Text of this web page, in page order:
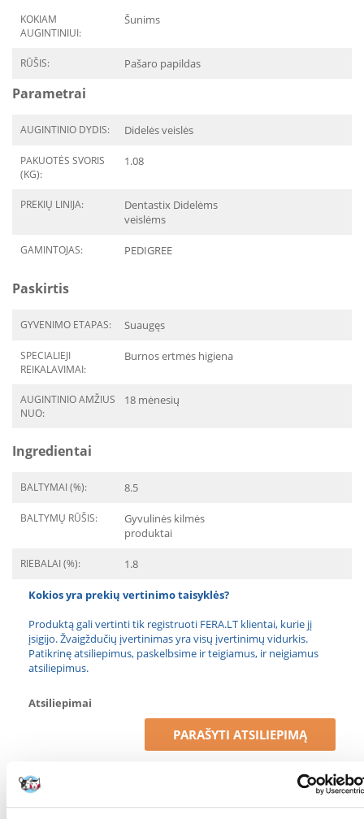
KOKIAM
AUGINTINIUI:
Šunims
RŪŠIS: Pašaro papildas
Parametrai
AUGINTINIO DYDIS: Didelės veislės
PAKUOTĖS SVORIS
(KG):
1.08
PREKIŲ LINIJA:
Dentastix Didelėms
veislėms
GAMINTOJAS: PEDIGREE
Paskirtis
GYVENIMO ETAPAS: Suaugęs
SPECIALIEJI
REIKALAVIMAI:
Burnos ertmės higiena
AUGINTINIO AMŽIUS
NUO:
18 mėnesių
Ingredientai
BALTYMAI (%): 8.5
BALTYMŲ RŪŠIS:
Gyvulinės kilmės
produktai
RIEBALAI (%): 1.8
Kokios yra prekių vertinimo taisyklės?
Produktą gali vertinti tik registruoti FERA.LT klientai, kurie jį
įsigijo. Žvaigždučių įvertinimas yra visų įvertinimų vidurkis.
Patikrinę atsiliepimus, paskelbsime ir teigiamus, ir neigiamus
atsiliepimus.
Atsiliepimai
PARAŠYTI ATSILIEPIMĄ